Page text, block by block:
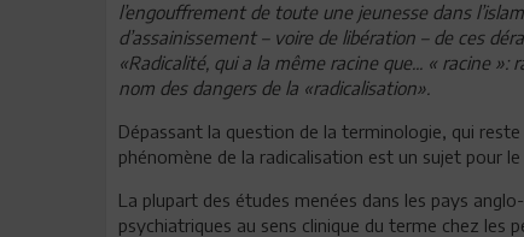
l’engouffrement de toute une jeunesse dans
d’assainissement – voire de libération – de ces
«Radicalité, qui a la même racine que... « racine
nom des dangers de la «radicalisation».
Dépassant la question de la terminologie, qui
phénomène de la radicalisation est un sujet pour
La plupart des études menées dans les pays
psychiatriques au sens clinique du terme chez les